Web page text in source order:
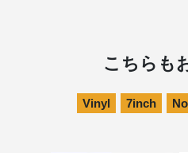
こちらも
Vinyl 7inch